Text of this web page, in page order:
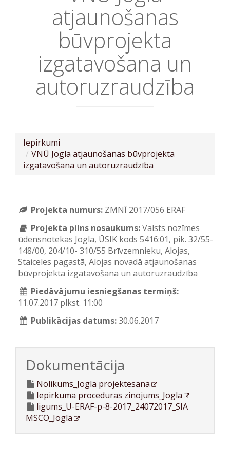
atjaunošanas
būvprojekta
izgatavošana un
autoruzraudzība
Iepirkumi
VNŪ Jogla atjaunošanas būvprojekta
izgatavošana un autoruzraudzība
Projekta numurs: ZMNĪ 2017/056 ERAF
Projekta pilns nosaukums:Valsts nozīmes
ūdensnotekas Jogla, ŪSIK kods 5416:01, pik. 32/55-
148/00, 204/10- 310/55 Brīvzemnieku, Alojas,
Staiceles pagastā, Alojas novadā atjaunošanas
būvprojekta izgatavošana un autoruzraudzība
Piedāvājumu iesniegšanas termiņš:
11.07.2017 plkst. 11:00
Publikācijas datums:30.06.2017
Dokumentācija
Nolikums_Jogla projektesana
Iepirkuma proceduras zinojums_Jogla
ligums_U-ERAF-p-8-2017_24072017_SIA
MSCO_Jogla